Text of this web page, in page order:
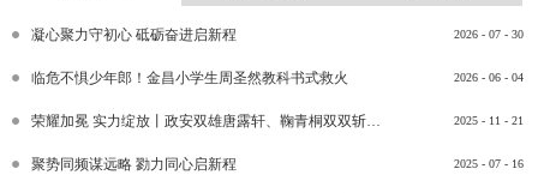
2026 - 07 - 30
凝心聚力守初心 砥砺奋进启新程
2026 - 06 - 04
临危不惧少年郎！金昌小学生周圣然教科书式救火
2025 - 11 - 21
荣耀加冕 实力绽放丨政安双雄唐露轩、鞠青桐双双斩获“渝消蓝盾讲师团金牌讲师”比武竞赛决赛大奖
2025 - 07 - 16
聚势同频谋远略 勠力同心启新程